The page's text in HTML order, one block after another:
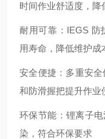
时间作业舒适度，降
耐用可靠：IEGS 防
用寿命，降低维护成
安全便捷：多重安
和防滑握把提升作业
环保节能：锂离子
染，符合环保要求